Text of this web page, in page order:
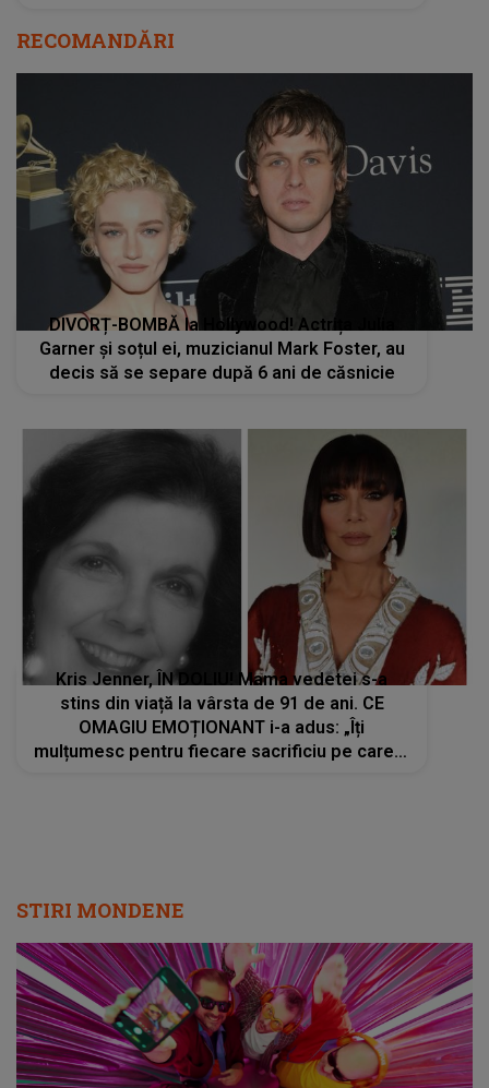
RECOMANDĂRI
DIVORȚ-BOMBĂ la Hollywood! Actrița Julia
Garner și soțul ei, muzicianul Mark Foster, au
decis să se separe după 6 ani de căsnicie
Kris Jenner, ÎN DOLIU! Mama vedetei s-a
stins din viață la vârsta de 91 de ani. CE
OMAGIU EMOȚIONANT i-a adus: „Îți
mulțumesc pentru fiecare sacrificiu pe care l-
STIRI MONDENE